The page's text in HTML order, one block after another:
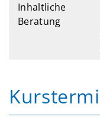
Inhaltliche
Beratung